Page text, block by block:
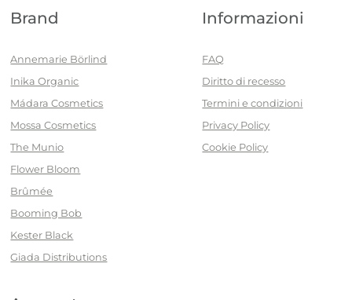
Brand
Annemarie Börlind
Inika Organic
Mádara Cosmetics
Mossa Cosmetics
The Munio
Flower Bloom
Brûmée
Booming Bob
Kester Black
Giada Distributions
Informazioni
FAQ
Diritto di recesso
Termini e condizioni
Privacy Policy
Cookie Policy